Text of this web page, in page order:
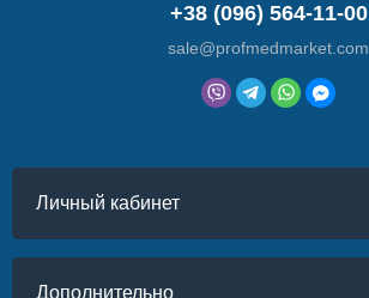
+38 (096) 564-11-00
sale@profmedmarket.com
Личный кабинет
Дополнительно